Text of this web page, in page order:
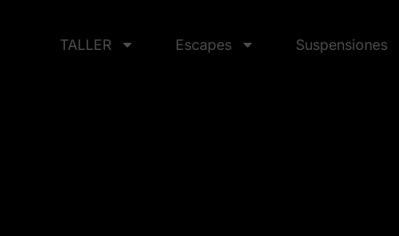
TALLER Escapes Suspensiones